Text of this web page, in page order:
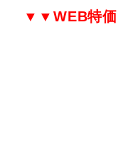
▼▼ WEB特価